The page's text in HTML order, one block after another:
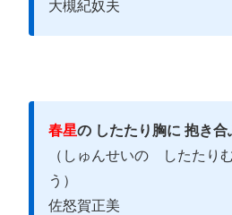
大槻紀奴夫
春星の したたり胸に 抱き合
（しゅんせいの したたり
う）
佐怒賀正美